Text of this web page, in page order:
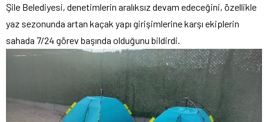
Şile Belediyesi, denetimlerin aralıksız devam edeceğini, özellikle
yaz sezonunda artan kaçak yapı girişimlerine karşı ekiplerin
sahada 7/24 görev başında olduğunu bildirdi.